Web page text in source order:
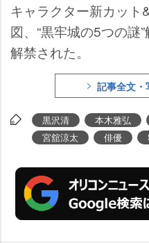
キャラクター新カット
図、“黒牢城の5つの謎
解禁された。
記事全文・
黒沢清 本木雅弘
宮舘涼太
俳優